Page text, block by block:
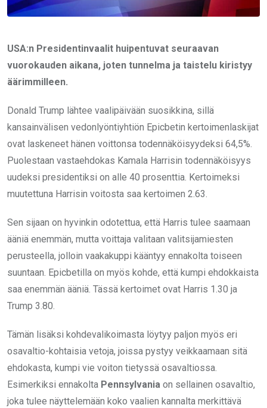
USA:n Presidentinvaalit huipentuvat seuraavan
vuorokauden aikana, joten tunnelma ja taistelu kiristyy
äärimmilleen.
Donald Trump lähtee vaalipäivään suosikkina, sillä
kansainvälisen vedonlyöntiyhtiön Epicbetin kertoimenlaskijat
ovat laskeneet hänen voittonsa todennäköisyydeksi 64,5%.
Puolestaan vastaehdokas Kamala Harrisin todennäköisyys
uudeksi presidentiksi on alle 40 prosenttia. Kertoimeksi
muutettuna Harrisin voitosta saa kertoimen 2.63.
Sen sijaan on hyvinkin odotettua, että Harris tulee saamaan
ääniä enemmän, mutta voittaja valitaan valitsijamiesten
perusteella, jolloin vaakakuppi kääntyy ennakolta toiseen
suuntaan. Epicbetilla on myös kohde, että kumpi ehdokkaista
saa enemmän ääniä. Tässä kertoimet ovat Harris 1.30 ja
Trump 3.80.
Tämän lisäksi kohdevalikoimasta löytyy paljon myös eri
osavaltio-kohtaisia vetoja, joissa pystyy veikkaamaan sitä
ehdokasta, kumpi vie voiton tietyssä osavaltiossa.
Esimerkiksi ennakolta Pennsylvania on sellainen osavaltio,
joka tulee näyttelemään koko vaalien kannalta merkittävä